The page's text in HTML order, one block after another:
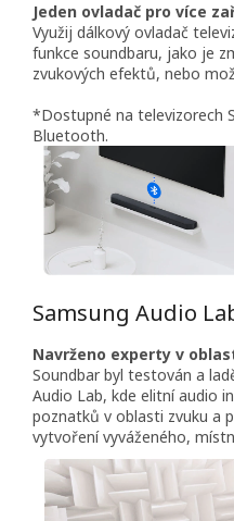
Jeden ovladač pro více
Využij dálkový ovladač
funkce soundbaru, jako je
zvukových efektů, nebo
*Dostupné na televizorech
Bluetooth.
Samsung Audio
Navrženo experty v
Soundbar byl testován a
Audio Lab, kde elitní audio
poznatků v oblasti zvuku a
vytvoření vyváženého,